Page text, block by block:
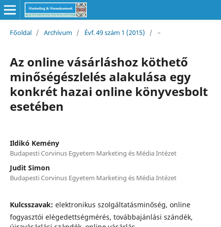
Főoldal / Archívum / Évf. 49 szám 1 (2015) / –
Az online vásárláshoz köthető
minőségészlelés alakulása egy
konkrét hazai online könyvesbolt
esetében
Ildikó Kemény
Budapesti Corvinus Egyetem Marketing és Média Intézet
Judit Simon
Budapesti Corvinus Egyetem Marketing és Média Intézet
Kulcsszavak: elektronikus szolgáltatásminőség, online
fogyasztói elégedettségmérés, továbbajánlási szándék,